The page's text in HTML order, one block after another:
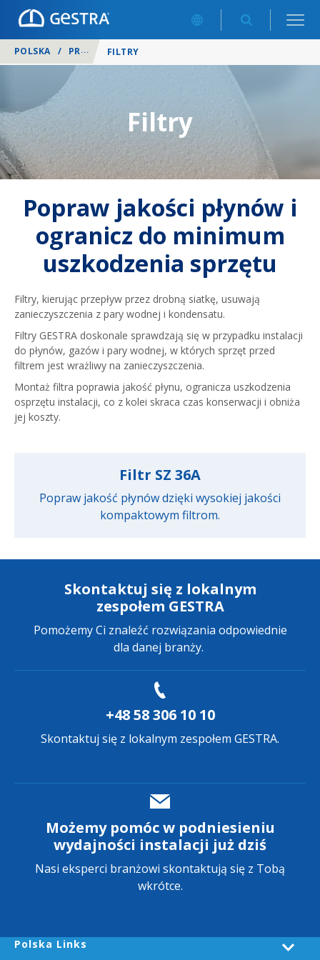
POLSKA / PRODUKTY /
FILTRY
Filtry
Popraw jakości płynów i
ogranicz do minimum
uszkodzenia sprzętu
Filtry, kierując przepływ przez drobną siatkę, usuwają
zanieczyszczenia z pary wodnej i kondensatu.
Filtry GESTRA doskonale sprawdzają się w przypadku instalacji
do płynów, gazów i pary wodnej, w których sprzęt przed
filtrem jest wrażliwy na zanieczyszczenia.
Montaż filtra poprawia jakość płynu, ogranicza uszkodzenia
osprzętu instalacji, co z kolei skraca czas konserwacji i obniża
jej koszty.
Filtr SZ 36A
Popraw jakość płynów dzięki wysokiej jakości
kompaktowym filtrom.
Skontaktuj się z lokalnym
zespołem GESTRA
Pomożemy Ci znaleźć rozwiązania odpowiednie
dla danej branży.
+48 58 306 10 10
Skontaktuj się z lokalnym zespołem GESTRA.
Możemy pomóc w podniesieniu
wydajności instalacji już dziś
Nasi eksperci branżowi skontaktują się z Tobą
wkrótce.
Polska Links